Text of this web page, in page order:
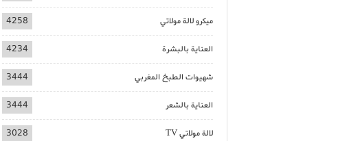
ميكرو لالة مولاتي 4258
العناية بالبشرة 4234
شهيوات الطبخ المغربي 3444
العناية بالشعر 3444
لالة مولاتي TV 3028